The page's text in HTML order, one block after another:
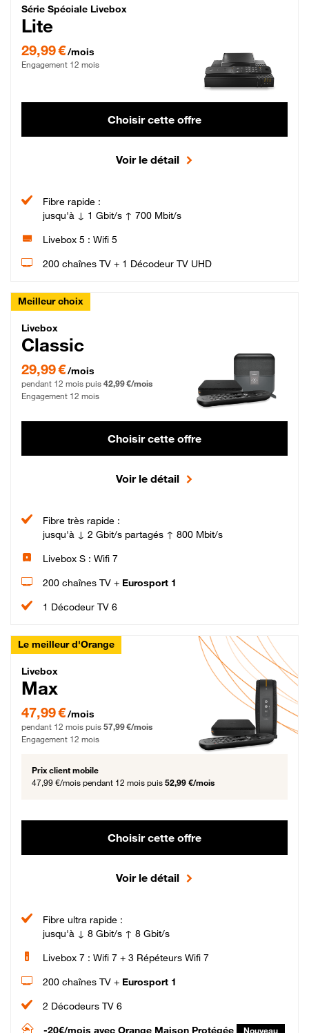
Série Spéciale Livebox Lite Fibre
Série Spéciale Livebox
Lite
29,99 €/mois
Engagement 12 mois
Choisir cette offre
Voir le détail
Fibre rapide :
jusqu'à ↓ 1 Gbit/s ↑ 700 Mbit/s
Livebox 5 : Wifi 5
200 chaînes TV + 1 Décodeur TV UHD
Meilleur choix
Livebox Classic Fibre
Livebox
Classic
29,99 € par mois pendant 12 mois puis 42,99 € par mois, Engagement 12 mois
29,99 €/mois
pendant 12 mois puis 42,99 €/mois
Engagement 12 mois
Choisir cette offre
Voir le détail
Fibre très rapide :
jusqu'à ↓ 2 Gbit/s partagés ↑ 800 Mbit/s
Livebox S : Wifi 7
200 chaînes TV + Eurosport 1
1 Décodeur TV 6
Le meilleur d'Orange
Livebox Max Fibre
Livebox
Max
47,99 € par mois pendant 12 mois puis 57,99 € par mois, Engagement 12 mois
47,99 €/mois
pendant 12 mois puis 57,99 €/mois
Engagement 12 mois
Prix client mobile
47,99 €/mois pendant 12 mois puis 52,99 €/mois
Choisir cette offre
Voir le détail
Fibre ultra rapide :
jusqu'à ↓ 8 Gbit/s ↑ 8 Gbit/s
Livebox 7 : Wifi 7 + 3 Répéteurs Wifi 7
200 chaînes TV + Eurosport 1
2 Décodeurs TV 6
-20€/mois avec Orange Maison Protégée Nouveau